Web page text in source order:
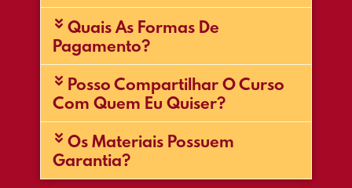
Quais As Formas De
Pagamento?
Posso Compartilhar O Curso
Com Quem Eu Quiser?
Os Materiais Possuem
Garantia?